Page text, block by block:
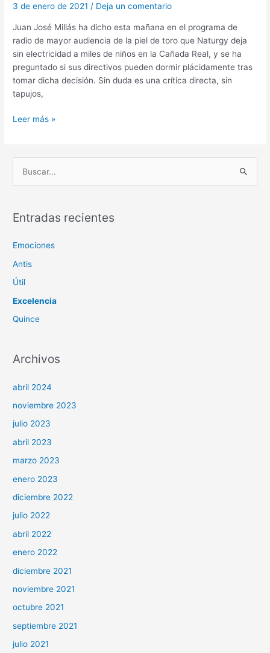
3 de enero de 2021 / Deja un comentario
Juan José Millás ha dicho esta mañana en el programa de
radio de mayor audiencia de la piel de toro que Naturgy deja
sin electricidad a miles de niños en la Cañada Real, y se ha
preguntado si sus directivos pueden dormir plácidamente tras
tomar dicha decisión. Sin duda es una crítica directa, sin
tapujos,
Crítica
Leer más »
c
r
p
o
Entradas recientes
Emociones
Antis
Útil
Excelencia
Quince
Archivos
abril 2024
noviembre 2023
julio 2023
abril 2023
marzo 2023
enero 2023
diciembre 2022
julio 2022
abril 2022
enero 2022
diciembre 2021
noviembre 2021
octubre 2021
septiembre 2021
julio 2021